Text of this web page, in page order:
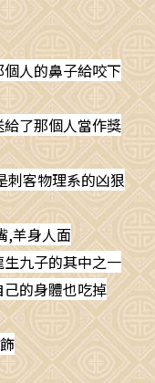
人的鼻子給咬下
了那個人當作獎
刺客物理系的凶狠
,羊身人面
九子的其中之一
的身體也吃掉